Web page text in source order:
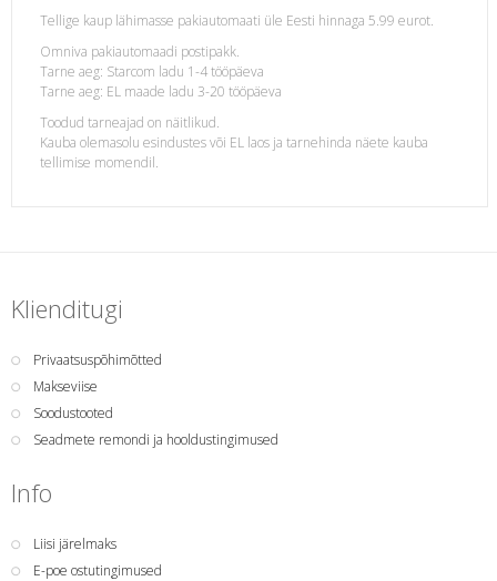
Tellige kaup lähimasse pakiautomaati üle Eesti hinnaga 5.99 eurot.
Omniva pakiautomaadi postipakk.
Tarne aeg: Starcom ladu 1-4 tööpäeva
Tarne aeg: EL maade ladu 3-20 tööpäeva
Toodud tarneajad on näitlikud.
Kauba olemasolu esindustes või EL laos ja tarnehinda näete kauba
tellimise momendil.
Klienditugi
Privaatsuspõhimõtted
Makseviise
Soodustooted
Seadmete remondi ja hooldustingimused
Info
Liisi järelmaks
E-poe ostutingimused